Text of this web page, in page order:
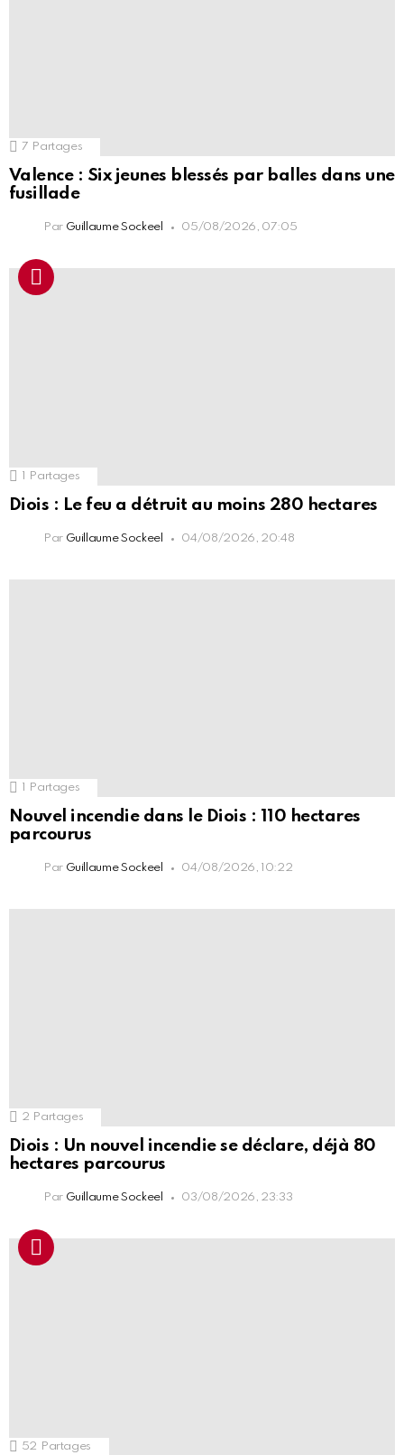
7 Partages
Valence : Six jeunes blessés par balles dans une
fusillade
Par Guillaume Sockeel 05/08/2026, 07:05
Partages
Diois : Le feu a détruit au moins 280 hectares
Par Guillaume Sockeel 04/08/2026, 20:48
Partages
Nouvel incendie dans le Diois : 110 hectares
parcourus
Par Guillaume Sockeel 04/08/2026, 10:22
2 Partages
Diois : Un nouvel incendie se déclare, déjà 80
hectares parcourus
Par Guillaume Sockeel 03/08/2026, 23:33
52 Partages